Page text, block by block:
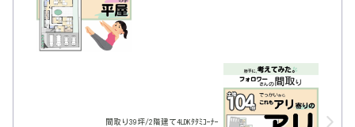
間取り39坪/2階建て4LDKﾀﾀﾐｺｰﾅｰ